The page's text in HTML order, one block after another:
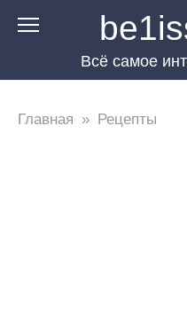
Перейти
Всё самое
Главная » Рецепты